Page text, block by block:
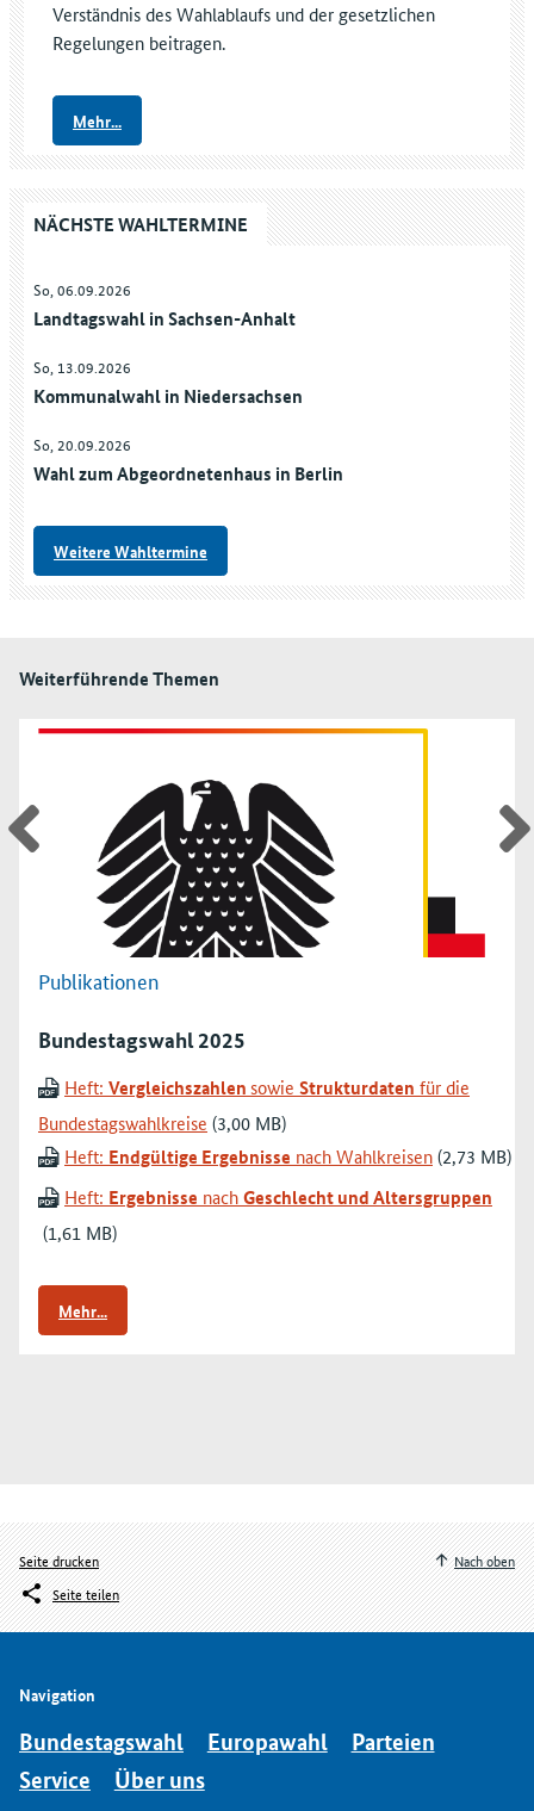
Verständnis des Wahlablaufs und der gesetzlichen
Regelungen beitragen.
Mehr...
NÄCHSTE WAHLTERMINE
So, 06.09.2026
Landtagswahl in Sachsen-Anhalt
So, 13.09.2026
Kommunalwahl in Niedersachsen
So, 20.09.2026
Wahl zum Abgeordnetenhaus in Berlin
Weitere Wahltermine
Weiterführende Themen
Publikationen
Bundestagswahl 2025
Heft: Vergleichszahlensowie Strukturdaten für die
Bundestagswahlkreise
Heft: Endgültige Ergebnisse nach Wahlkreisen
Heft: Ergebnisse nachGeschlecht und Altersgruppen
Mehr...
Seite drucken
Seite teilen
Nach oben
Navigation
Bundestagswahl Europawahl
Parteien
Service
Über uns